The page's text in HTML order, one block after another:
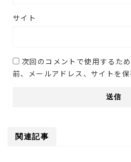
サイト
次回のコメントで使用するた
前、メールアドレス、サイトを保
関連記事